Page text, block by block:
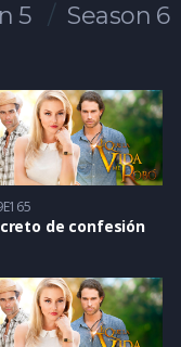
5 Season 6
de confesión